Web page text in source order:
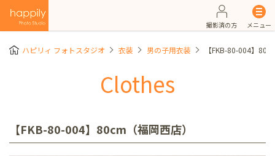
撮影済の方 メニュー
ハピリィ フォトスタジオ 衣装 男の子用衣装 【FKB-80-004】
Clothes
【FKB-80-004】80cm（福岡西店）